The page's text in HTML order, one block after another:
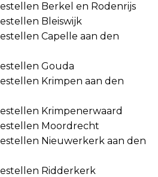
Berkel en Rodenrijs
Bleiswijk
Capelle aan den
Gouda
Krimpen aan den
Krimpenerwaard
Moordrecht
Nieuwerkerk aan den
Ridderkerk